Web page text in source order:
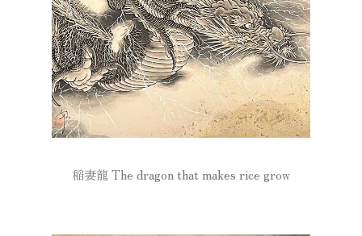
稲妻龍 The dragon that makes rice grow